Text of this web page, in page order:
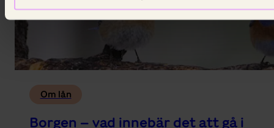
Om lån
Borgen – vad innebär det att gå i